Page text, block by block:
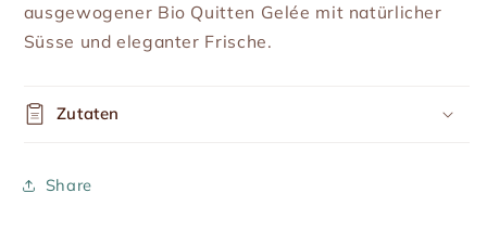
ausgewogener Bio Quitten Gelée mit natürlicher
Süsse und eleganter Frische.
Zutaten
Share